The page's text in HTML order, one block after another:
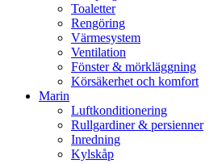
Toaletter
Rengöring
Värmesystem
Ventilation
Fönster & mörkläggning
Körsäkerhet och komfort
Marin
Luftkonditionering
Rullgardiner & persienner
Inredning
Kylskåp